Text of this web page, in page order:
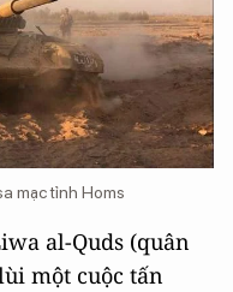
mạc tỉnh Homs
al-Quds (quân
một cuộc tấn